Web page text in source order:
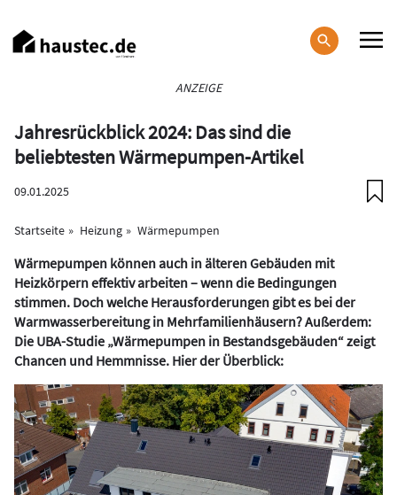
zum
Inhalt
ANZEIGE
Jahresrückblick 2024: Das sind die
beliebtesten Wärmepumpen-Artikel
09.01.2025
Startseite Heizung Wärmepumpen
Wärmepumpen können auch in älteren Gebäuden mit
Heizkörpern effektiv arbeiten – wenn die Bedingungen
stimmen. Doch welche Herausforderungen gibt es bei der
Warmwasserbereitung in Mehrfamilienhäusern? Außerdem:
Die UBA-Studie „Wärmepumpen in Bestandsgebäuden“ zeigt
Chancen und Hemmnisse. Hier der Überblick: